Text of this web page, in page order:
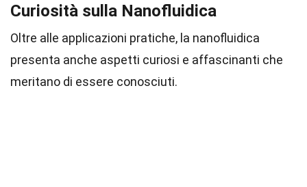
Curiosità sulla Nanofluidica
Oltre alle applicazioni pratiche, la nanofluidica
presenta anche aspetti curiosi e affascinanti che
meritano di essere conosciuti.